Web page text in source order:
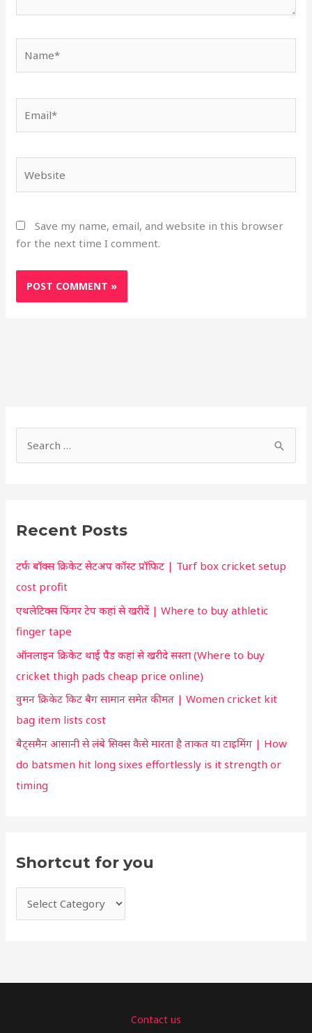
Save my name, email, and website in this browser
for the next time I comment.
c
f
o
r
:
Recent Posts
टर्फ बॉक्स क्रिकेट सेटअप कॉस्ट प्रॉफिट | Turf box cricket setup
cost profit
एथलेटिक्स फिंगर टेप कहां से खरीदें | Where to buy athletic
finger tape
ऑनलाइन क्रिकेट थाई पैड कहां से खरीदे सस्ता (Where to buy
cricket thigh pads cheap price online)
वुमन क्रिकेट किट बैग सामान समेत कीमत | Women cricket kit
bag item lists cost
बैट्समैन आसानी से लंबे सिक्स कैसे मारता है ताकत या टाइमिंग | How
do batsmen hit long sixes effortlessly is it strength or
timing
Shortcut for you
t
f
o
r
Contact us